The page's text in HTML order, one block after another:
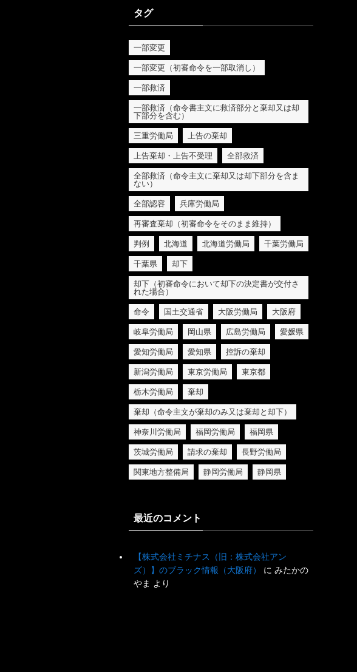
タグ
一部変更
一部変更（初審命令を一部取消し）
一部救済
一部救済（命令書主文に救済部分と棄却又は却
下部分を含む）
三重労働局 上告の棄却
上告棄却・上告不受理 全部救済
全部救済（命令主文に棄却又は却下部分を含ま
ない）
全部認容 兵庫労働局
再審査棄却（初審命令をそのまま維持）
判例 北海道 北海道労働局 千葉労働局
千葉県 却下
却下（初審命令において却下の決定書が交付さ
れた場合）
命令 国土交通省 大阪労働局 大阪府
岐阜労働局 岡山県 広島労働局 愛媛県
愛知労働局 愛知県 控訴の棄却
新潟労働局 東京労働局 東京都
栃木労働局 棄却
棄却（命令主文が棄却のみ又は棄却と却下）
神奈川労働局 福岡労働局 福岡県
茨城労働局 請求の棄却 長野労働局
関東地方整備局 静岡労働局 静岡県
最近のコメント
【株式会社ミチナス（旧：株式会社アン
ズ）】のブラック情報（大阪府）
に みたかの
やま より